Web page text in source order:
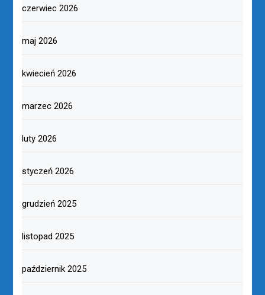
czerwiec 2026
maj 2026
kwiecień 2026
marzec 2026
luty 2026
styczeń 2026
grudzień 2025
listopad 2025
październik 2025